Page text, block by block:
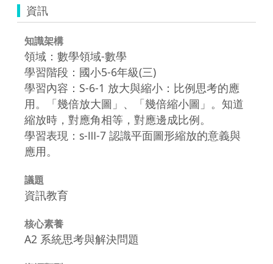
資訊
知識架構
領域：數學領域-數學
學習階段：國小5-6年級(三)
學習內容：S-6-1 放大與縮小：比例思考的應
用。「幾倍放大圖」、「幾倍縮小圖」。知道
縮放時，對應角相等，對應邊成比例。
學習表現：s-Ⅲ-7 認識平面圖形縮放的意義與
應用。
議題
資訊教育
核心素養
A2 系統思考與解決問題